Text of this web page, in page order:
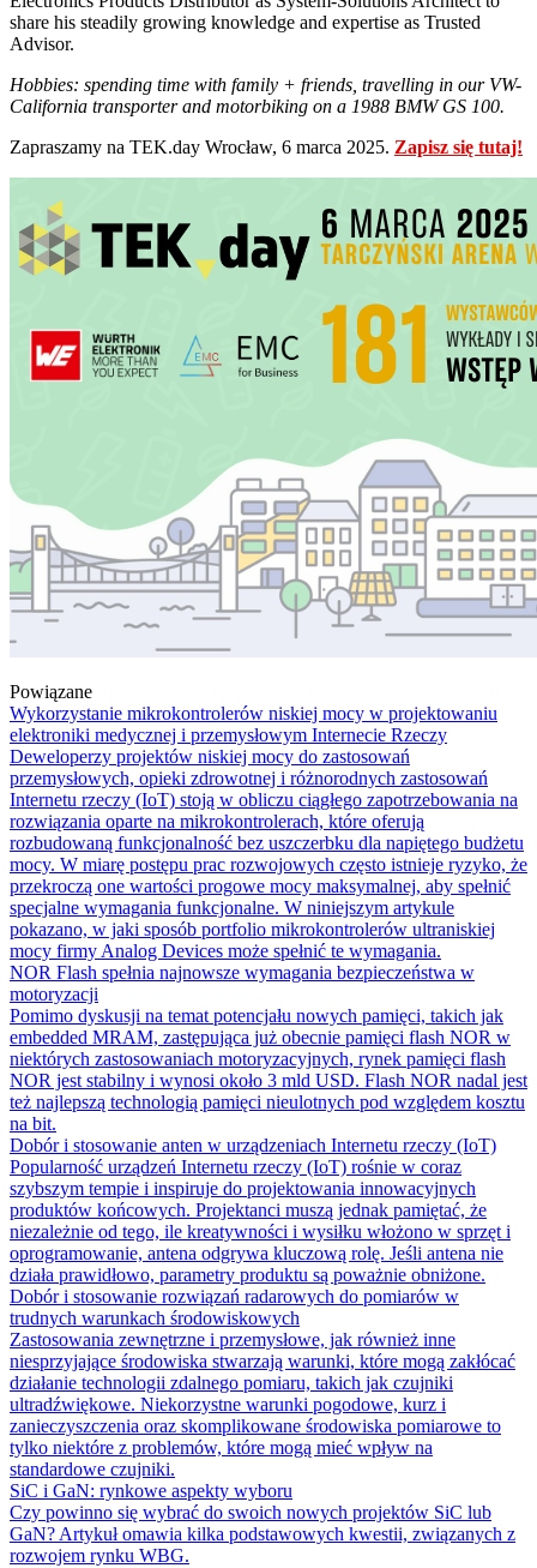
share his steadily growing knowledge and expertise as Trusted
Advisor.
Hobbies: spending time with family + friends, travelling in our VW-
California transporter and motorbiking on a 1988 BMW GS 100.
Zapraszamy na TEK.day Wrocław, 6 marca 2025. Zapisz się tutaj!
Powiązane
Wykorzystanie mikrokontrolerów niskiej mocy w projektowaniu
elektroniki medycznej i przemysłowym Internecie Rzeczy
Deweloperzy projektów niskiej mocy do zastosowań
przemysłowych, opieki zdrowotnej i różnorodnych zastosowań
Internetu rzeczy (IoT) stoją w obliczu ciągłego zapotrzebowania na
rozwiązania oparte na mikrokontrolerach, które oferują
rozbudowaną funkcjonalność bez uszczerbku dla napiętego budżetu
mocy. W miarę postępu prac rozwojowych często istnieje ryzyko, że
przekroczą one wartości progowe mocy maksymalnej, aby spełnić
specjalne wymagania funkcjonalne. W niniejszym artykule
pokazano, w jaki sposób portfolio mikrokontrolerów ultraniskiej
mocy firmy Analog Devices może spełnić te wymagania.
NOR Flash spełnia najnowsze wymagania bezpieczeństwa w
motoryzacji
Pomimo dyskusji na temat potencjału nowych pamięci, takich jak
embedded MRAM, zastępująca już obecnie pamięci flash NOR w
niektórych zastosowaniach motoryzacyjnych, rynek pamięci flash
NOR jest stabilny i wynosi około 3 mld USD. Flash NOR nadal jest
też najlepszą technologią pamięci nieulotnych pod względem kosztu
na bit.
Dobór i stosowanie anten w urządzeniach Internetu rzeczy (IoT)
Popularność urządzeń Internetu rzeczy (IoT) rośnie w coraz
szybszym tempie i inspiruje do projektowania innowacyjnych
produktów końcowych. Projektanci muszą jednak pamiętać, że
niezależnie od tego, ile kreatywności i wysiłku włożono w sprzęt i
oprogramowanie, antena odgrywa kluczową rolę. Jeśli antena nie
działa prawidłowo, parametry produktu są poważnie obniżone.
Dobór i stosowanie rozwiązań radarowych do pomiarów w
trudnych warunkach środowiskowych
Zastosowania zewnętrzne i przemysłowe, jak również inne
niesprzyjające środowiska stwarzają warunki, które mogą zakłócać
działanie technologii zdalnego pomiaru, takich jak czujniki
ultradźwiękowe. Niekorzystne warunki pogodowe, kurz i
zanieczyszczenia oraz skomplikowane środowiska pomiarowe to
tylko niektóre z problemów, które mogą mieć wpływ na
standardowe czujniki.
SiC i GaN: rynkowe aspekty wyboru
Czy powinno się wybrać do swoich nowych projektów SiC lub
GaN? Artykuł omawia kilka podstawowych kwestii, związanych z
rozwojem rynku WBG.